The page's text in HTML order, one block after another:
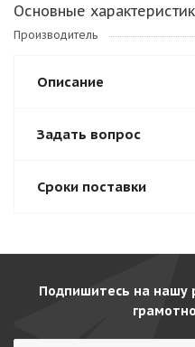
Основные
Производитель
Описание
Задать вопрос
Сроки поставки
Подпишитесь на нашу